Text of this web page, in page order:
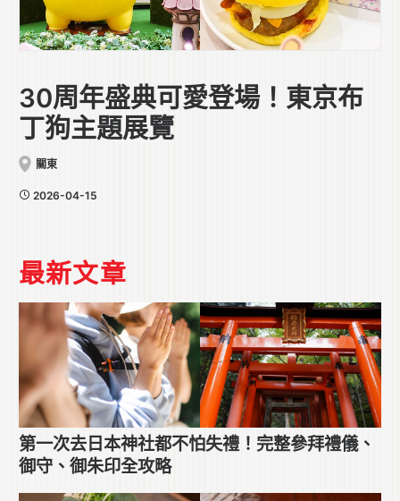
30周年盛典可愛登場！東京布
丁狗主題展覽
關東
2026-04-15
最新文章
第一次去日本神社都不怕失禮！完整參拜禮儀、
御守、御朱印全攻略